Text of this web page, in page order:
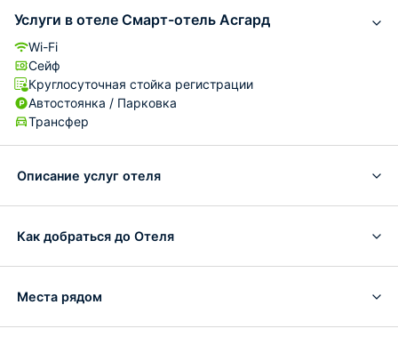
Услуги в отеле Смарт-отель Асгард
Wi-Fi
Сейф
Круглосуточная стойка регистрации
Автостоянка / Парковка
Трансфер
Описание услуг отеля
Как добраться до Отеля
Места рядом